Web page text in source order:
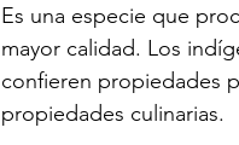
Es una especie que
mayor calidad. Los
confieren propiedades
propiedades culinarias.